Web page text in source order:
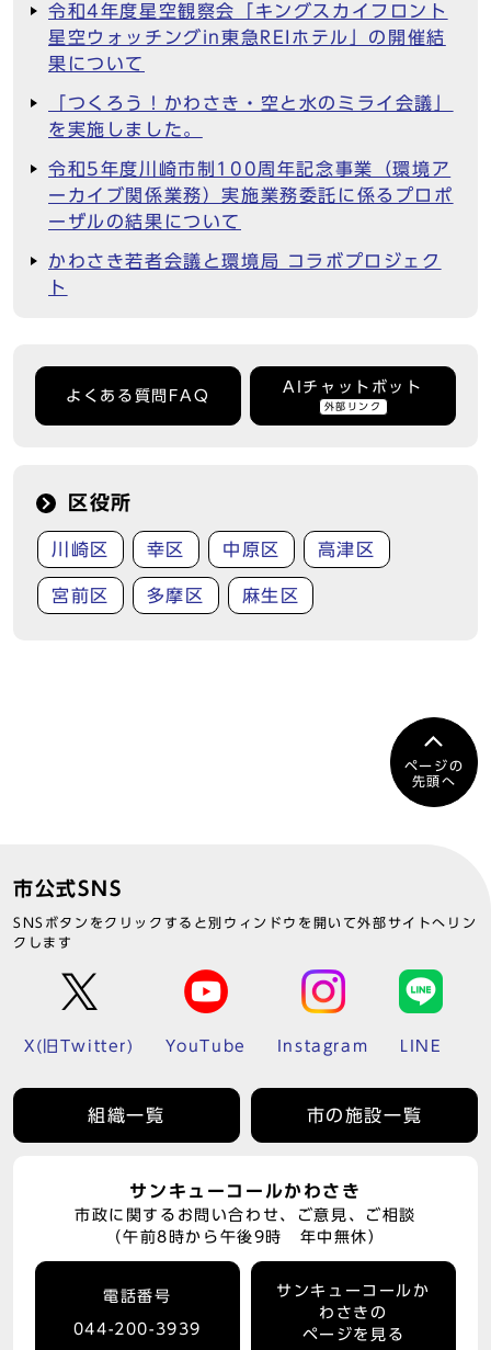
令和4年度星空観察会「キングスカイフロント
星空ウォッチングin東急REIホテル」の開催結
果について
「つくろう！かわさき・空と水のミライ会議」
を実施しました。
令和5年度川崎市制100周年記念事業（環境ア
ーカイブ関係業務）実施業務委託に係るプロポ
ーザルの結果について
かわさき若者会議と環境局 コラボプロジェク
ト
よくある質問FAQ
AIチャットボット
外部リンク
区役所
川崎区 幸区 中原区 高津区
宮前区 多摩区 麻生区
ページの
先頭へ
市公式SNS
SNSボタンをクリックすると別ウィンドウを開いて外部サイトへリン
クします
X(旧Twitter) YouTube Instagram LINE
組織一覧 市の施設一覧
サンキューコールかわさき
市政に関するお問い合わせ、ご意見、ご相談
（午前8時から午後9時 年中無休）
電話番号
044-200-3939
サンキューコールか
わさきの
ページを見る